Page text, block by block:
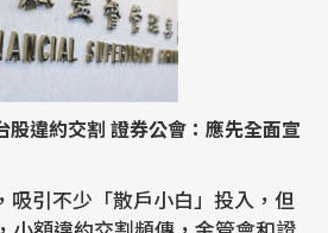
吸引不少「散戶小白」投入，但